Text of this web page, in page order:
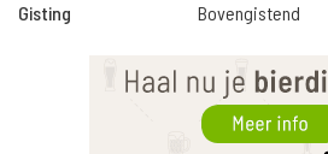
Gisting
Bovengistend